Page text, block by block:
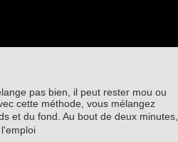
pas bien, il peut rester mou ou
cette méthode, vous mélangez
et du fond. Au bout de deux minutes,